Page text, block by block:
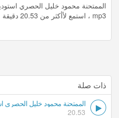
الممتحنة محمود خليل الحصري
mp3 ، استمع لأأكثر من 20.53 دقيقة من تلاوات المميزة مجانا.
ذات صلة
الممتحنة محمود خليل الحصري
20.53